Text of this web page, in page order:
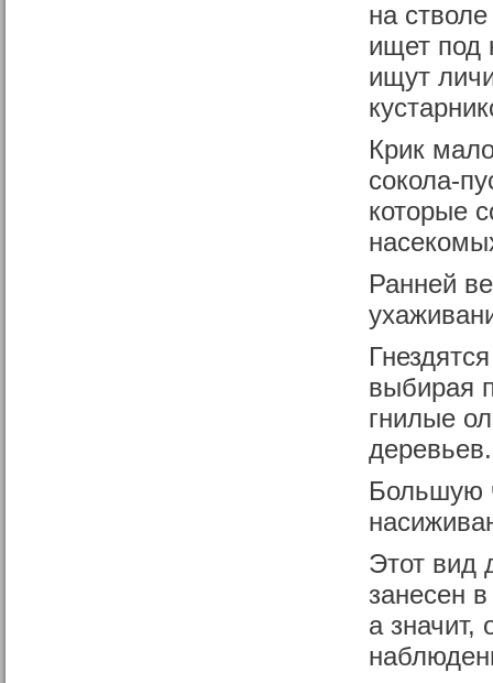
на
ищет под
ищут
Крик
сокола-
которые
Ранней
выбирая
гнилые
деревьев.
Большую
Этот вид
занесен
а значит,